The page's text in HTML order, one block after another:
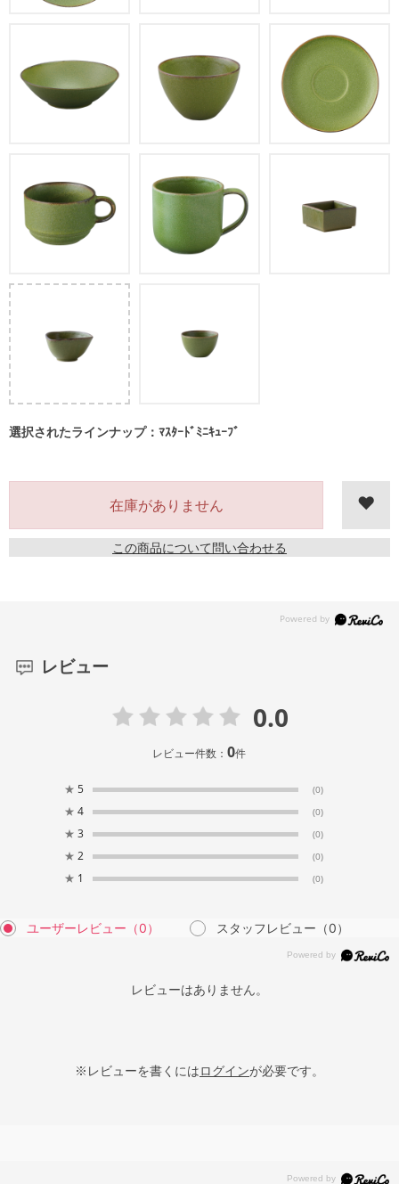
選択されたラインナップ：ﾏｽﾀｰﾄﾞﾐﾆｷｭｰﾌﾞ
在庫がありません
この商品について問い合わせる
レビュー
0.0
レビュー件数：0件
★ 5 (0)
★ 4 (0)
★ 3 (0)
★ 2 (0)
★ 1 (0)
ユーザーレビュー （0） スタッフレビュー （0）
レビューはありません。
※レビューを書くにはログインが必要です。